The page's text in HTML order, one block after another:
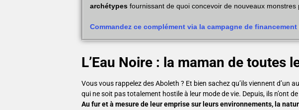
archétypes fournissant de quoi concevoir de nouveaux
Commandez ce complément via la campagne de
L’Eau Noire : la maman de toutes
Vous vous rappelez des Aboleth ? Et bien sachez qu’ils viennent d’un
qui ne soit pas totalement hostile à leur mode de vie. Depuis, ils n’ont
Au fur et à mesure de leur emprise sur leurs environnements, la